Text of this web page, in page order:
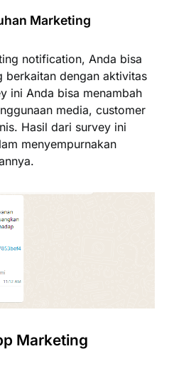
Marketing
notification, Anda bisa
berkaitan dengan aktivitas
ini Anda bisa menambah
media, customer
Hasil dari survey ini
menyempurnakan
Marketing